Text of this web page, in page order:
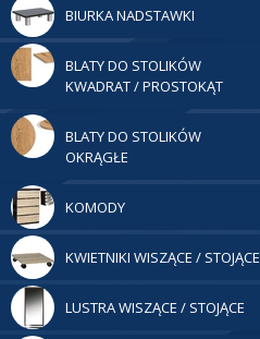
BIURKA NADSTAWKI
BLATY DO STOLIKÓW
KWADRAT / PROSTOKĄT
BLATY DO STOLIKÓW
OKRĄGŁE
KOMODY
KWIETNIKI WISZĄCE / STOJĄCE
LUSTRA WISZĄCE / STOJĄCE